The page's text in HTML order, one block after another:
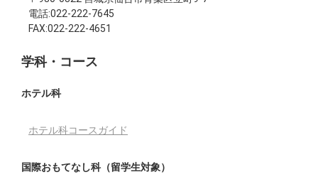
電話:022-222-7645
FAX:022-222-4651
学科・コース
ホテル科
ホテル科コースガイド
国際おもてなし科（留学生対象）